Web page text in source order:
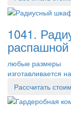
1041.
любые размеры
изготавливается
Рассчитать